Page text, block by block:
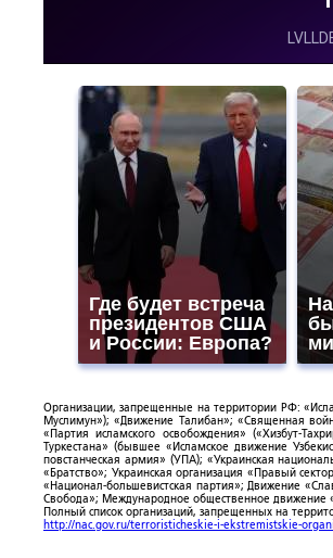
Где будет встреча
президентов США
и России: Европа?
Организации, запрещенные на территории РФ:
Муслимун»); «Движение Талибан»; «Священная
«Партия исламского освобождения» («Хизбут-
Туркестана» (бывшее «Исламское движение
повстанческая армия» (УПА); «Украинская
«Братство»; Украинская организация «Правый
«Национал-большевистская партия»; Движение
Свобода»; Международное общественное движение
Полный список организаций, запрещенных на
http://nac.gov.ru/terroristicheskie-i-ekstremistskie-